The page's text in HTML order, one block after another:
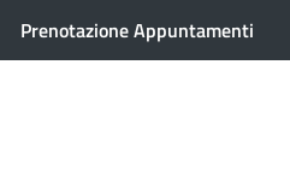
Salta
al
Prenotazione Appuntamenti